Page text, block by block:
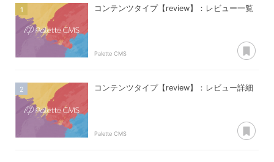
コンテンツタイプ【review】：レビュー一覧
Palette CMS
コンテンツタイプ【review】：レビュー詳細
Palette CMS